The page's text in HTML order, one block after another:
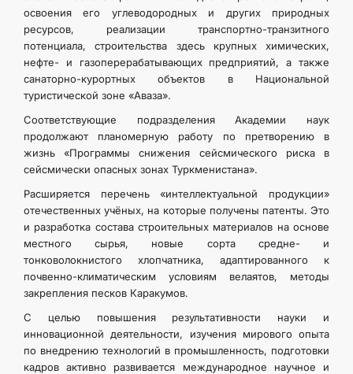
освоения его углеводородных и других природных
ресурсов, реализации транспортно-транзитного
потенциала, строительства здесь крупных химических,
нефте- и газоперерабатывающих предприятий, а также
санаторно-курортных объектов в Национальной
туристической зоне «Аваза».
Соответствующие подразделения Академии наук
продолжают планомерную работу по претворению в
жизнь «Программы снижения сейсмического риска в
сейсмически опасных зонах Туркменистана».
Расширяется перечень «интеллектуальной продукции»
отечественных учёных, на которые получены патенты. Это
и разработка состава строительных материалов на основе
местного сырья, новые сорта средне- и
тонковолокнистого хлопчатника, адаптированного к
почвенно-климатическим условиям велаятов, методы
закрепления песков Каракумов.
С целью повышения результативности науки и
инновационной деятельности, изучения мирового опыта
по внедрению технологий в промышленность, подготовки
кадров активно развивается международное научное и